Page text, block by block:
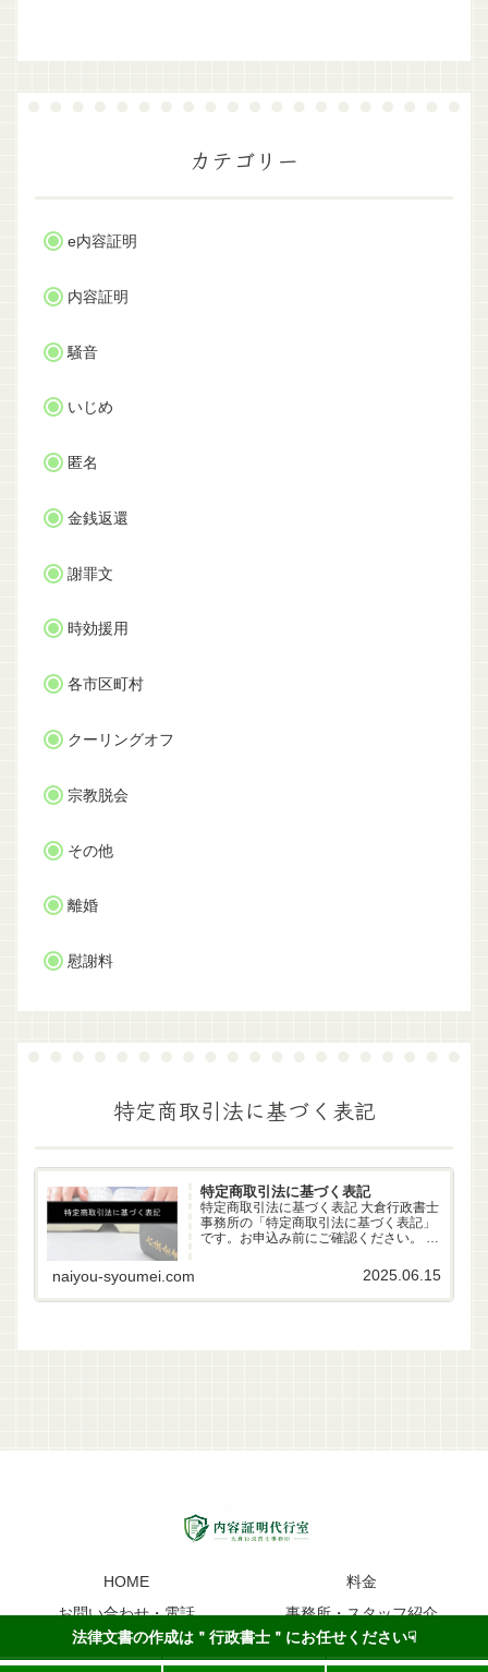
カテゴリー
e内容証明
内容証明
騒音
いじめ
匿名
金銭返還
謝罪文
時効援用
各市区町村
クーリングオフ
宗教脱会
その他
離婚
慰謝料
特定商取引法に基づく表記
特定商取引法に基づく表記
特定商取引法に基づく表記 大倉行政書士
事務所の「特定商取引法に基づく表記」
です。お申込み前にご確認ください。 事
書士 大倉雄偉（第22261170号） 所在地
〒630-83-0252 奈良県生駒市山...
naiyou-syoumei.com 2025.06.15
HOME
料金
お問い合わせ・電話
事務所・スタッフ紹介
内容証明のイメージ
法律文書の作成は＂行政書士＂にお任せください☟